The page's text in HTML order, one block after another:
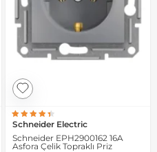
Schneider Electric
Schneider EPH2900162 16A
Asfora Çelik Topraklı Priz